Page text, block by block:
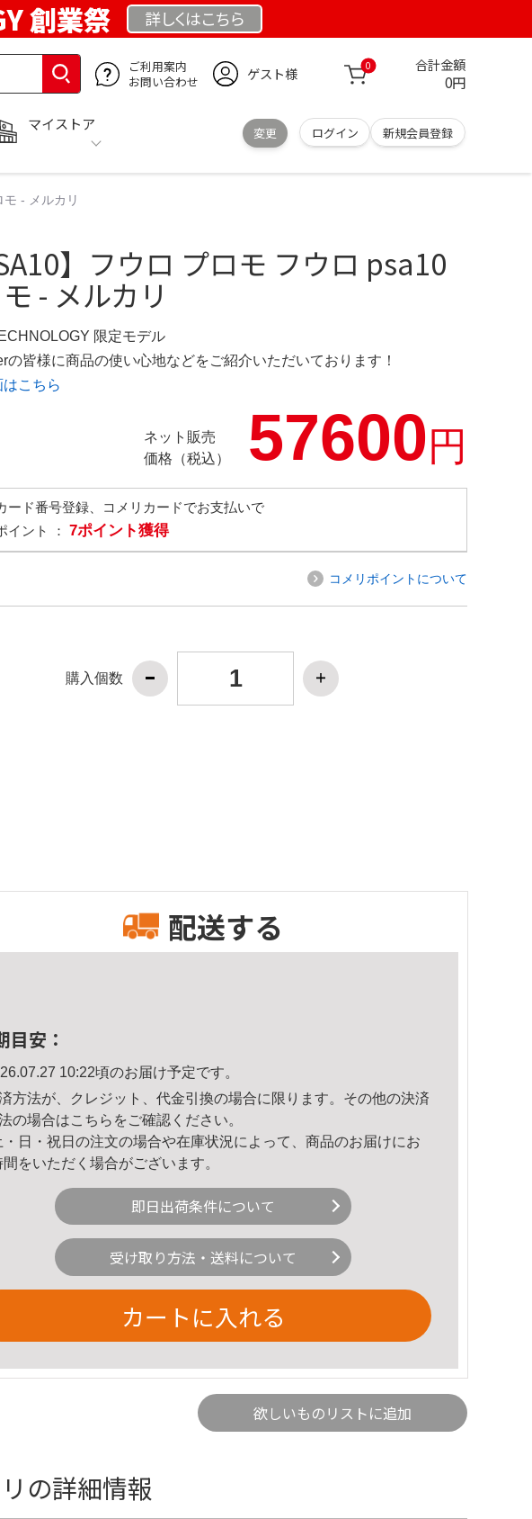
創業祭 詳しくはこちら
ご利用案内
お問い合わせ
ゲスト様 0 合計金額
0円
マイストア
変更 ログイン 新規会員登録
モ - メルカリ
】フウロ プロモ フウロ psa10
- メルカリ
限定モデル
の皆様に商品の使い心地などをご紹介いただいております！
こちら
ネット販売
価格（税込）
57600円
ード番号登録、コメリカードでお支払いで
イント ： 7ポイント獲得
コメリポイントについて
購入個数
配送する
目安：
10:22頃のお届け予定です。
方法が、クレジット、代金引換の場合に限ります。その他の決済
の場合はこちら をご確認ください。
日・祝日の注文の場合や在庫状況によって、商品のお届けにお
間をいただく場合がございます。
即日出荷条件について
受け取り方法・送料について
カートに入れる
欲しいものリストに追加
の詳細情報